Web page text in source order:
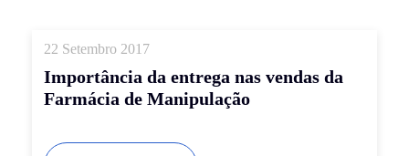
22 Setembro 2017
Importância da entrega nas vendas da
Farmácia de Manipulação